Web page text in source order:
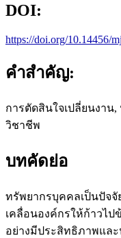
DOI:
https://doi.org/10.14456/
คำสำคัญ:
การตัดสินใจเปลี่ยนงาน
วิชาชีพ
บทคัดย่อ
ทรัพยากรบุคคลเป็นปัจ
เคลื่อนองค์กรให้ก้าวไป
อย่างมีประสิทธิภาพแล